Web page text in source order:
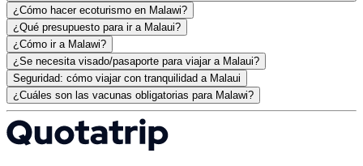
¿Cómo hacer ecoturismo en Malawi?
¿Qué presupuesto para ir a Malaui?
¿Cómo ir a Malawi?
¿Se necesita visado/pasaporte para viajar a Malaui?
Seguridad: cómo viajar con tranquilidad a Malaui
¿Cuáles son las vacunas obligatorias para Malawi?